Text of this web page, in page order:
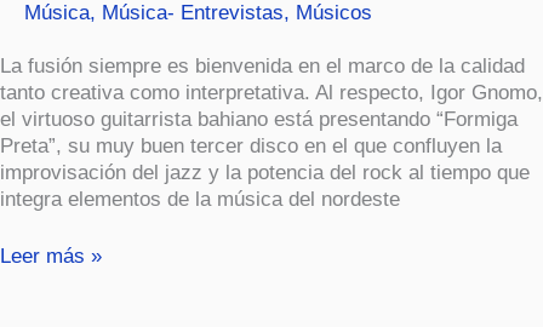
Música, Música- Entrevistas, Músicos
La fusión siempre es bienvenida en el marco de la calidad
tanto creativa como interpretativa. Al respecto, Igor Gnomo,
el virtuoso guitarrista bahiano está presentando “Formiga
Preta”, su muy buen tercer disco en el que confluyen la
improvisación del jazz y la potencia del rock al tiempo que
integra elementos de la música del nordeste
a
las
transformaciones”
Leer más »